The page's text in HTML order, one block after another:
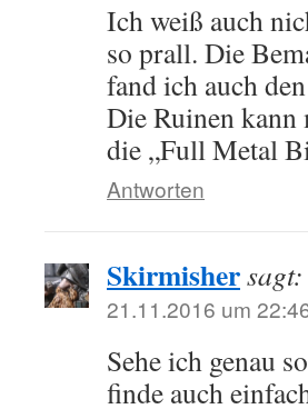
Ich weiß auch
so prall. Die
fand ich auch
Die Ruinen kann
die „Full Metal
Antworten
Skirmishersagt:
21.11.2016 um
Sehe ich genau
finde auch